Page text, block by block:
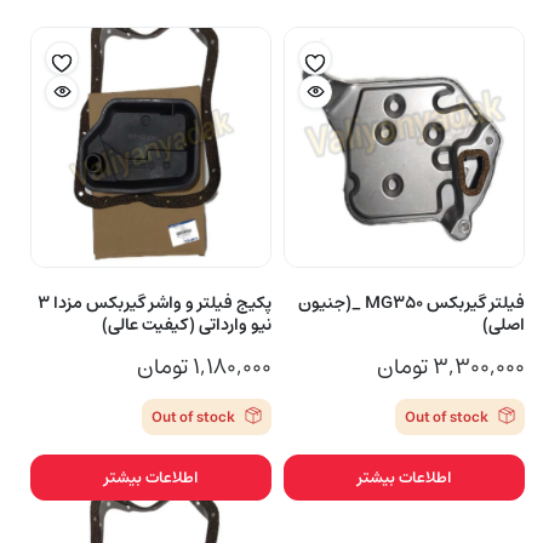
فیلتر گیربکس MG350 _(جنیون
اصلی)
۳,۳۰۰,۰۰۰تومان
Out of stock
اطلاعات بیشتر
پکیج فیلتر و واشر گیربکس مزدا ۳
نیو وارداتی (کیفیت عالی)
۱,۱۸۰,۰۰۰تومان
Out of stock
اطلاعات بیشتر